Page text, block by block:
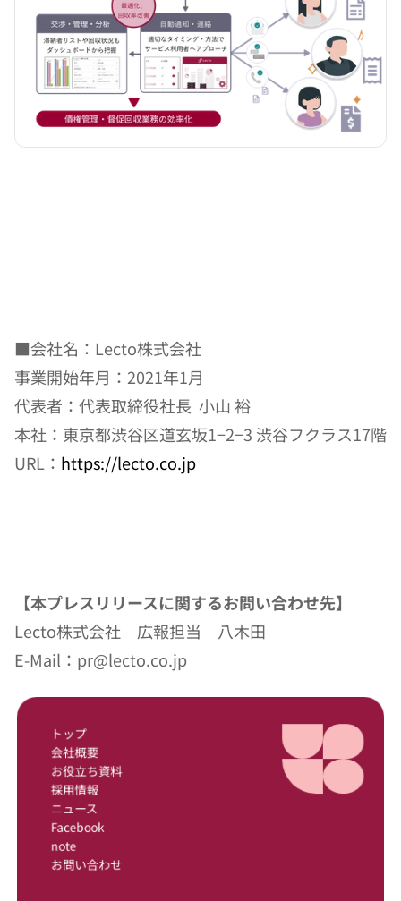
■会社名：Lecto株式会社
事業開始年月：2021年1月
代表者：代表取締役社長  小山 裕
本社：東京都渋谷区道玄坂1−2−3 渋谷フクラス17階
URL： https://lecto.co.jp
【本プレスリリースに関するお問い合わせ先】
Lecto株式会社　広報担当　八木田
E-Mail：pr@lecto.co.jp
トップ
会社概要
お役立ち資料
採用情報
ニュース
Facebook
note
お問い合わせ